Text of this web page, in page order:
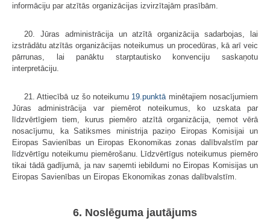
informāciju par atzītās organizācijas izvirzītajām prasībām.
20. Jūras administrācija un atzītā organizācija sadarbojas, lai
izstrādātu atzītās organizācijas noteikumus un procedūras, kā arī veic
pārrunas, lai panāktu starptautisko konvenciju saskaņotu
interpretāciju.
21. Attiecībā uz šo noteikumu 19.punktā minētajiem nosacījumiem
Jūras administrācija var piemērot noteikumus, ko uzskata par
līdzvērtīgiem tiem, kurus piemēro atzītā organizācija, ņemot vērā
nosacījumu, ka Satiksmes ministrija paziņo Eiropas Komisijai un
Eiropas Savienības un Eiropas Ekonomikas zonas dalībvalstīm par
līdzvērtīgu noteikumu piemērošanu. Līdzvērtīgus noteikumus piemēro
tikai tādā gadījumā, ja nav saņemti iebildumi no Eiropas Komisijas un
Eiropas Savienības un Eiropas Ekonomikas zonas dalībvalstīm.
6. Noslēguma jautājums